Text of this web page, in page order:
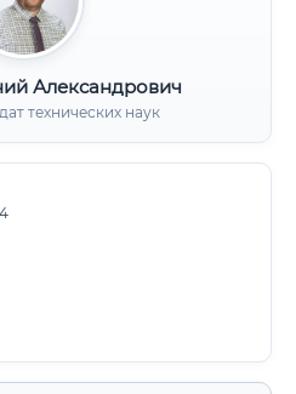
Александрович
технических наук